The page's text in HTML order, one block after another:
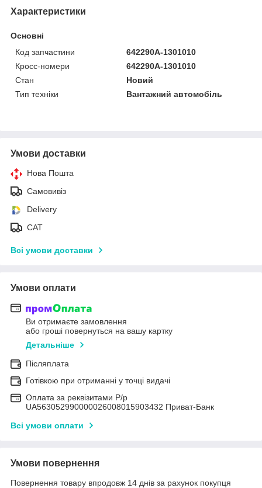
Характеристики
Основні
Код запчастини
642290А-1301010
Кросс-номери
642290А-1301010
Стан
Новий
Тип техніки
Вантажний автомобіль
Умови доставки
Нова Пошта
Самовивіз
Delivery
САТ
Всі умови доставки
Умови оплати
Ви отримаєте замовлення
або гроші повернуться на вашу картку
Детальніше
Післяплата
Готівкою при отриманні у точці видачі
Оплата за реквізитами Р/р
UA563052990000026008015903432 Приват-Банк
Всі умови оплати
Умови повернення
Повернення товару впродовж 14 днів за рахунок покупця